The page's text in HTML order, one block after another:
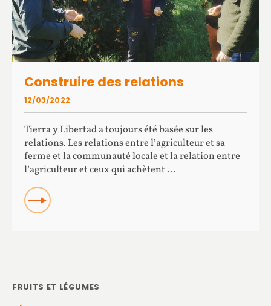
Construire des relations
Tierra y Libertad a toujours été basée sur les
relations. Les relations entre l’agriculteur et sa
ferme et la communauté locale et la relation entre
l’agriculteur et ceux qui achètent ...
READ
12/03/2022
FRUITS ET LÉGUMES